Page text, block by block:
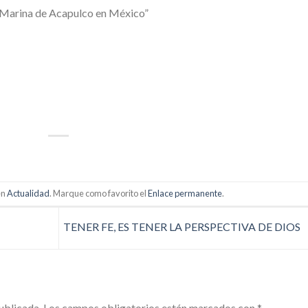
de Acapulco en México”
Actualidad. Marque como favorito elEnlace permanente.
TENER FE, ES TENER LA PERSPECTIVA DE DIOS